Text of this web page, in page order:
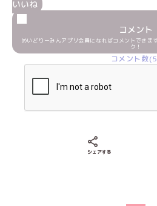
いいね
コメント
めいどりーみんアプリ会員になればコメントできま
ク！
コメント数
シェアする